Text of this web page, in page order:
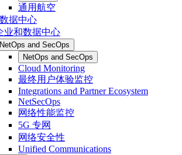
通用航空
据中心
业和数据中心
NetOps and SecOps
NetOps and SecOps
Cloud Monitoring
最终用户体验监控
Integrations and Partner Ecosystem
NetSecOps
网络性能监控
5G 专网
网络安全性
Unified Communications